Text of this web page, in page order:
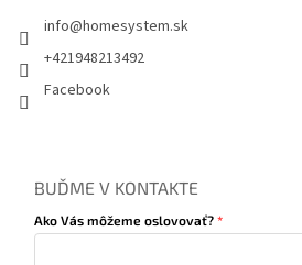
info@homesystem.sk
+421948213492
Facebook
BUĎME V KONTAKTE
Ako Vás môžeme oslovovať?